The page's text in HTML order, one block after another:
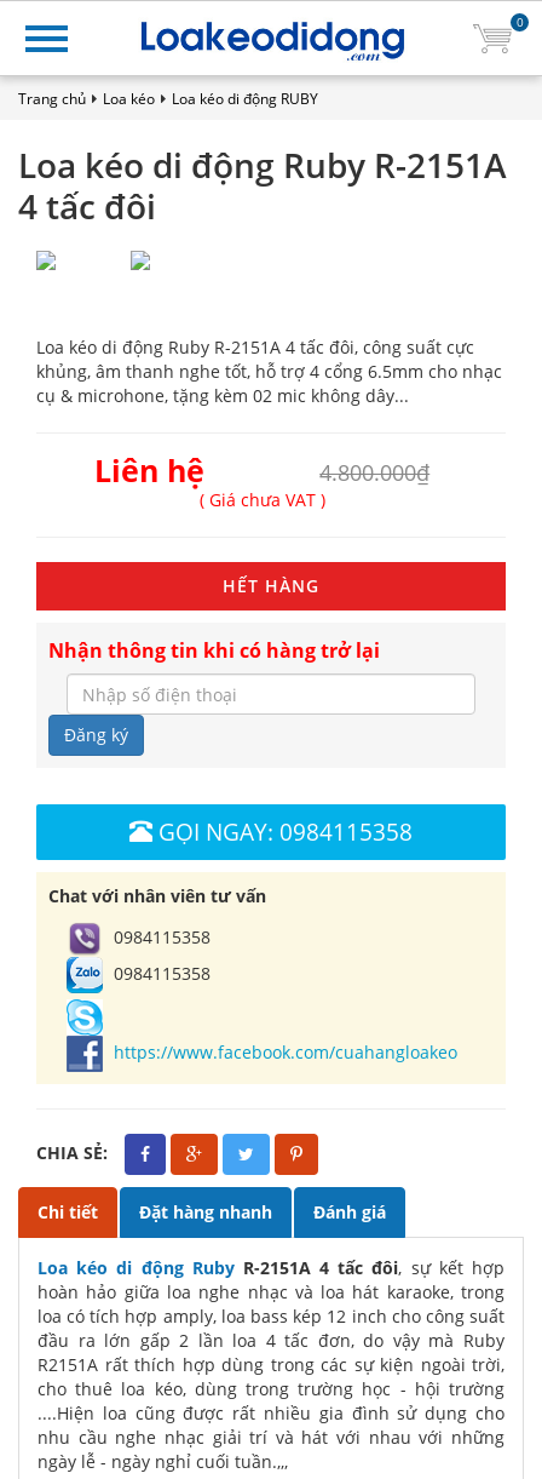
0
Trang chủ Loa kéo Loa kéo di động RUBY
Loa kéo di động Ruby R-2151A
4 tấc đôi
Loa kéo di động Ruby R-2151A 4 tấc đôi, công suất cực
khủng, âm thanh nghe tốt, hỗ trợ 4 cổng 6.5mm cho nhạc
cụ & microhone, tặng kèm 02 mic không dây...
Liên hệ 4.800.000₫
( Giá chưa VAT )
HẾT HÀNG
Nhận thông tin khi có hàng trở lại
Đăng ký
GỌI NGAY: 0984115358
Chat với nhân viên tư vấn
0984115358
0984115358
https://www.facebook.com/cuahangloakeo
CHIA SẺ:
Chi tiết Đặt hàng nhanh Đánh giá
Loa kéo di động RubyR-2151A 4 tấc đôi, sự kết hợp
hoàn hảo giữa loa nghe nhạc và loa hát karaoke, trong
loa có tích hợp amply, loa bass kép 12 inch cho công suất
đầu ra lớn gấp 2 lần loa 4 tấc đơn, do vậy mà Ruby
R2151A rất thích hợp dùng trong các sự kiện ngoài trời,
cho thuê loa kéo, dùng trong trường học - hội trường
....Hiện loa cũng được rất nhiều gia đình sử dụng cho
nhu cầu nghe nhạc giải trí và hát với nhau với những
ngày lễ - ngày nghỉ cuối tuần.,,,